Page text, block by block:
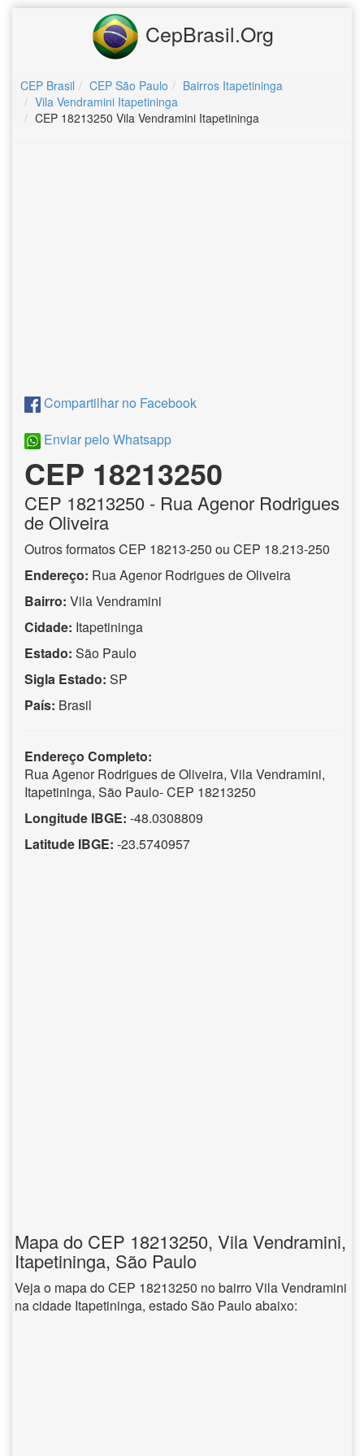
CepBrasil.Org
CEP Brasil CEP São Paulo
Bairros Itapetininga
Vila Vendramini Itapetininga
CEP 18213250 Vila Vendramini Itapetininga
Compartilhar no Facebook
Enviar pelo Whatsapp
CEP 18213250
CEP 18213250 - Rua Agenor Rodrigues
de Oliveira
Outros formatos CEP 18213-250 ou CEP 18.213-250
Endereço: Rua Agenor Rodrigues de Oliveira
Bairro: Vila Vendramini
Cidade: Itapetininga
Estado: São Paulo
Sigla Estado: SP
País: Brasil
Endereço Completo:
Rua Agenor Rodrigues de Oliveira, Vila Vendramini,
Itapetininga, São Paulo- CEP 18213250
Longitude IBGE: -48.0308809
Latitude IBGE: -23.5740957
Mapa do CEP 18213250, Vila Vendramini,
Itapetininga, São Paulo
Veja o mapa do CEP 18213250 no bairro Vila Vendramini
na cidade Itapetininga, estado São Paulo abaixo: